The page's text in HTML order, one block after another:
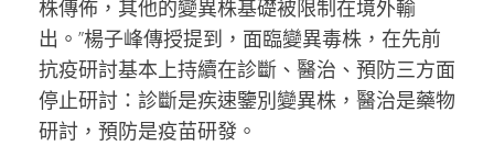
株傳佈，其他的變異株基礎被限制在境外輸
出。”楊子峰傳授提到，面臨變異毒株，在先前
抗疫研討基本上持續在診斷、醫治、預防三方面
停止研討：診斷是疾速鑒別變異株，醫治是藥物
研討，預防是疫苗研發。